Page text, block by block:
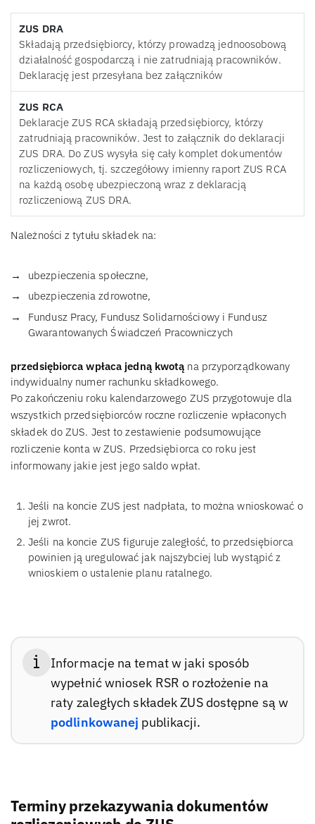
ZUS DRA
Składają przedsiębiorcy, którzy prowadzą jednoosobową
działalność gospodarczą i nie zatrudniają pracowników.
Deklarację jest przesyłana bez załączników
ZUS RCA
Deklaracje ZUS RCA składają przedsiębiorcy, którzy
zatrudniają pracowników. Jest to załącznik do deklaracji
ZUS DRA. Do ZUS wysyła się cały komplet dokumentów
rozliczeniowych, tj. szczegółowy imienny raport ZUS RCA
na każdą osobę ubezpieczoną wraz z deklaracją
rozliczeniową ZUS DRA.
Należności z tytułu składek na:
ubezpieczenia społeczne,
ubezpieczenia zdrowotne,
Fundusz Pracy, Fundusz Solidarnościowy i Fundusz
Gwarantowanych Świadczeń Pracowniczych
przedsiębiorca wpłaca jedną kwotą na przyporządkowany
indywidualny numer rachunku składkowego.
Po zakończeniu roku kalendarzowego ZUS przygotowuje dla
wszystkich przedsiębiorców roczne rozliczenie wpłaconych
składek do ZUS. Jest to zestawienie podsumowujące
rozliczenie konta w ZUS. Przedsiębiorca co roku jest
informowany jakie jest jego saldo wpłat.
Jeśli na koncie ZUS jest nadpłata, to można wnioskować o
jej zwrot.
Jeśli na koncie ZUS figuruje zaległość, to przedsiębiorca
powinien ją uregulować jak najszybciej lub wystąpić z
wnioskiem o ustalenie planu ratalnego.
Informacje na temat w jaki sposób
wypełnić wniosek RSR o rozłożenie na
raty zaległych składek ZUS dostępne są w
podlinkowanej publikacji.
Terminy przekazywania dokumentów